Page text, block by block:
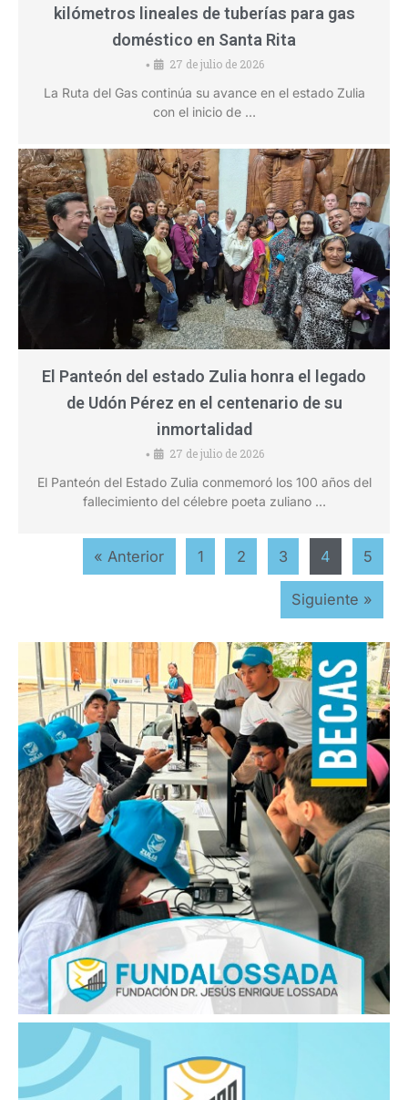
kilómetros lineales de tuberías para gas
doméstico en Santa Rita
• 27 de julio de 2026
La Ruta del Gas continúa su avance en el estado Zulia
con el inicio de …
El Panteón del estado Zulia honra el legado
de Udón Pérez en el centenario de su
inmortalidad
• 27 de julio de 2026
El Panteón del Estado Zulia conmemoró los 100 años del
fallecimiento del célebre poeta zuliano …
« Anterior 1 2 3 4 5
Siguiente »